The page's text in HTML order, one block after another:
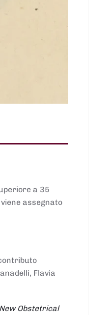
a 35
assegnato
Flavia
Obstetrical